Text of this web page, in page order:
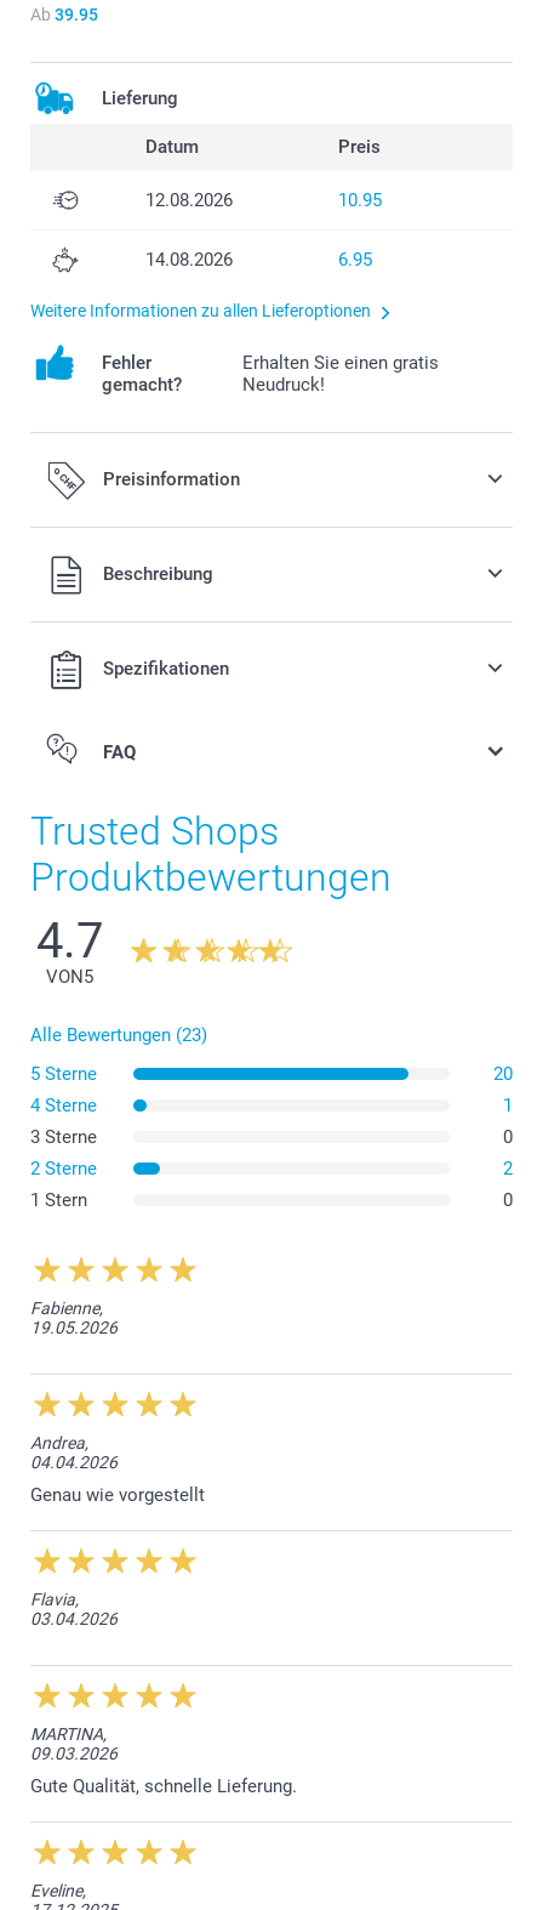
Ab 39.95
Lieferung
Datum Preis
12.08.2026 10.95
14.08.2026 6.95
Weitere Informationen zu allen Lieferoptionen
Fehler
gemacht?
Erhalten Sie einen gratis
Neudruck!
Preisinformation
Alle Preise verstehen sich in Schweizer Franken (CHF) inkl.
MwSt. und zzgl. Versandkosten.
Beschreibung
Spezifikationen
FAQ
Trusted Shops
Produktbewertungen
4.7
VON 5
Alle Bewertungen (23)
5 Sterne
20
4 Sterne
1
3 Sterne
0
2 Sterne
2
1 Stern
0
Fabienne,
19.05.2026
Andrea,
04.04.2026
Genau wie vorgestellt
Flavia,
03.04.2026
MARTINA,
09.03.2026
Gute Qualität, schnelle Lieferung.
Eveline,